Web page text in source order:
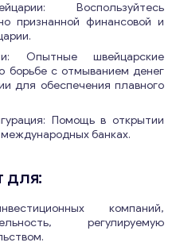
Воспользуйтесь
признанной финансовой и
Опытные швейцарские
борьбе с отмыванием денег
для обеспечения плавного
Помощь в открытии
банках.
для:
компаний,
регулируемую